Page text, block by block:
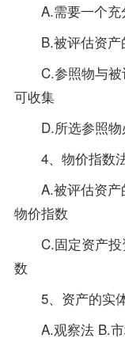
A.需要一个充
B.被评估资产
C.参照物与被
可收集
D.所选参照物
4、物价指数法
A.被评估资产
物价指数
C.固定资产投
数
5、资产的实体
A.观察法 B.市